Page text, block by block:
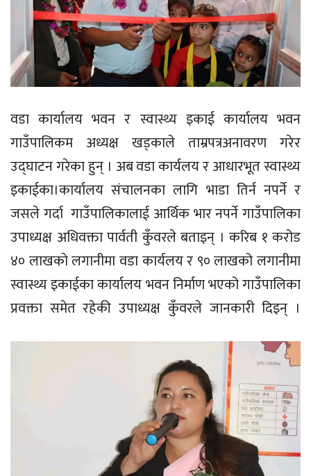
वडा कार्यालय भवन र स्वास्थ्य इकाई कार्यालय भवन
गाउँपालिकम अध्यक्ष खड्काले ताम्रपत्रअनावरण गरेर
उद्घाटन गरेका हुन् । अब वडा कार्यलय र आधारभूत स्वास्थ्य
इकाईका।कार्यालय संचालनका लागि भाडा तिर्न नपर्ने र
जसले गर्दा गाउँपालिकालाई आर्थिक भार नपर्ने गाउँपालिका
उपाध्यक्ष अधिवक्ता पार्वती कुँवरले बताइन् । करिब १ करोड
४० लाखकाे लगानीमा वडा कार्यलय र ९० लाखको लगानीमा
स्वास्थ्य इकाईका कार्यालय भवन निर्माण भएको गाउँपालिका
प्रवक्ता समेत रहेकी उपाध्यक्ष कुँवरले जानकारी दिइन् ।